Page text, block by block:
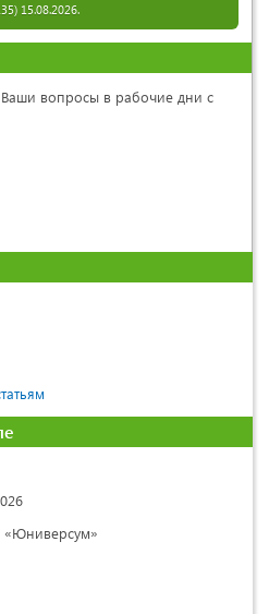
15.08.2026.
вопросы в рабочие дни с